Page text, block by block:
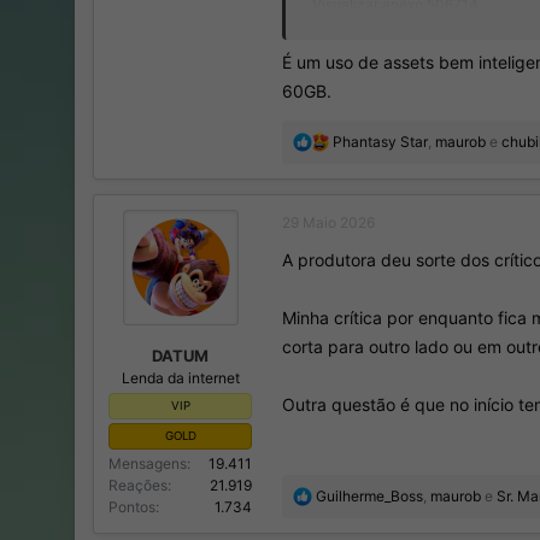
Visualizar anexo 506715
É um uso de assets bem
60GB.
R
s
Phantasy Star maurob e
DATUM
Lenda da internet
VIP
GOLD
Mensagens
19.411
Reações
21.919
Pontos
1.734
A produtora deu sorte dos
Minha crítica por enquanto fica
corta para outro lado ou em
Outra questão é que no início
R
Guilherme_Boss, maurob e Sr.